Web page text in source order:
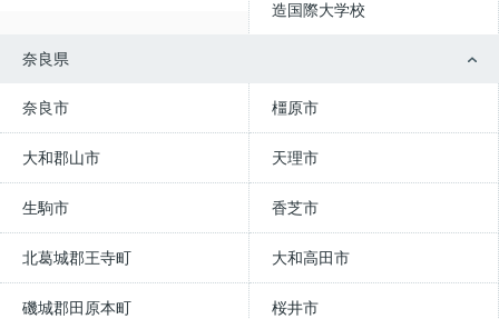
造国際大学校
奈良県
奈良市 橿原市
大和郡山市 天理市
生駒市 香芝市
北葛城郡王寺町 大和高田市
磯城郡田原本町 桜井市